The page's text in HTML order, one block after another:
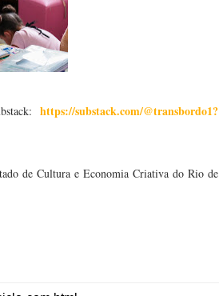
https://substack.com/@transbordo1?
de Cultura e Economia Criativa do Rio de